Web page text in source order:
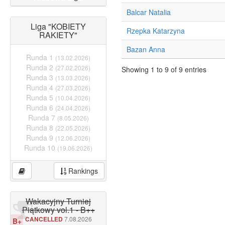
Liga "KOBIETY
RAKIETY"
Runda 1 (13.02.2026)
Runda 2 (27.02.2026)
Runda 3 (13.03.2026)
Runda 4 (27.03.2026)
Runda 5 (10.04.2026)
Runda 6 (24.04.2026)
Runda 7 (8.05.2026)
Runda 8 (22.05.2026)
Runda 9 (12.06.2026)
Runda 10 (19.06.2026)
Rankings
B+
Wakacyjny Turniej
Piątkowy vol.1 - B++
CANCELLED 7.08.2026
Balcar Natalia
Rzepka Katarzyna
Bazan Anna
Showing 1 to 9 of 9 entries